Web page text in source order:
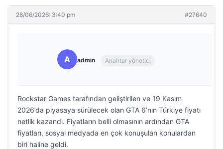
28/06/2026: 3:40 pm #27640
A admin Anahtar yönetici
Rockstar Games tarafından geliştirilen ve 19 Kasım
2026’da piyasaya sürülecek olan GTA 6’nın Türkiye fiyatı
netlik kazandı. Fiyatların belli olmasının ardından GTA
fiyatları, sosyal medyada en çok konuşulan konulardan
biri haline geldi.